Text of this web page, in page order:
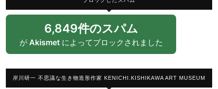
6,849件のスパム
が Akismetによってブロックされました
岸川研一 不思議な生き物造形作家 KENICHI.KISHIKAWA ART MUSEUM